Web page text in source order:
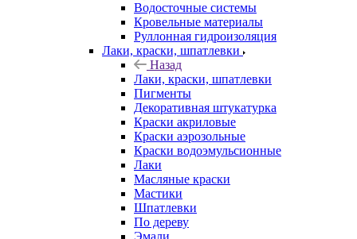
Водосточные системы
Кровельные материалы
Руллонная гидроизоляция
Лаки, краски, шпатлевки
Назад
Лаки, краски, шпатлевки
Пигменты
Декоративная штукатурка
Краски акриловые
Краски аэрозольные
Краски водоэмульсионные
Лаки
Масляные краски
Мастики
Шпатлевки
По дереву
Эмали